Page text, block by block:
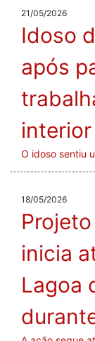
21/05/2026
Idoso
após
O idoso sentiu
18/05/2026
Projeto
inicia
Lagoa